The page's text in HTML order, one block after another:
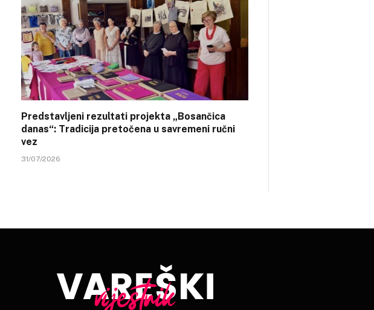
Predstavljeni rezultati projekta „Bosančica
danas“: Tradicija pretočena u savremeni ručni
vez
31/07/2026